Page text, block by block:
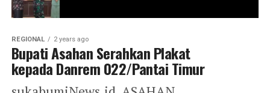
REGIONAL 2 years ago
Bupati Asahan Serahkan Plakat
kepada Danrem 022/Pantai Timur